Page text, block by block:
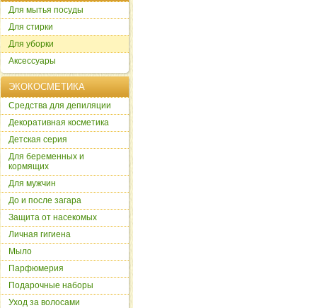
Для мытья посуды
Для стирки
Для уборки
Аксессуары
ЭКОКОСМЕТИКА
Cредства для депиляции
Декоративная косметика
Детская серия
Для беременных и
кормящих
Для мужчин
До и после загара
Защита от насекомых
Личная гигиена
Мыло
Парфюмерия
Подарочные наборы
Уход за волосами